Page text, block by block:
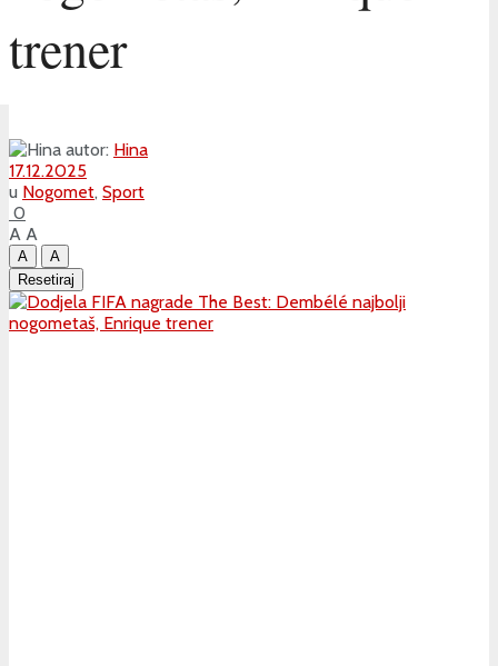
trener
autor: Hina
17.12.2025
u Nogomet, Sport
0
A A
A
A
Resetiraj